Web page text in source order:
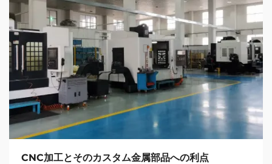
CNC加工とそのカスタム金属部品への利点